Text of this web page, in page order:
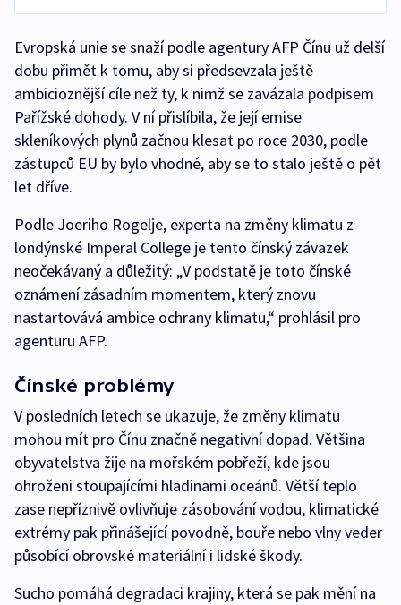
Evropská unie se snaží podle agentury AFP Čínu už delší
dobu přimět k tomu, aby si předsevzala ještě
ambicioznější cíle než ty, k nimž se zavázala podpisem
Pařížské dohody. V ní přislíbila, že její emise
skleníkových plynů začnou klesat po roce 2030, podle
zástupců EU by bylo vhodné, aby se to stalo ještě o pět
let dříve.
Podle Joeriho Rogelje, experta na změny klimatu z
londýnské Imperal College je tento čínský závazek
neočekávaný a důležitý: „V podstatě je toto čínské
oznámení zásadním momentem, který znovu
nastartovává ambice ochrany klimatu,“ prohlásil pro
agenturu AFP.
Čínské problémy
V posledních letech se ukazuje, že změny klimatu
mohou mít pro Čínu značně negativní dopad. Většina
obyvatelstva žije na mořském pobřeží, kde jsou
ohroženi stoupajícími hladinami oceánů. Větší teplo
zase nepříznivě ovlivňuje zásobování vodou, klimatické
extrémy pak přinášející povodně, bouře nebo vlny veder
působící obrovské materiální i lidské škody.
Sucho pomáhá degradaci krajiny, která se pak mění na